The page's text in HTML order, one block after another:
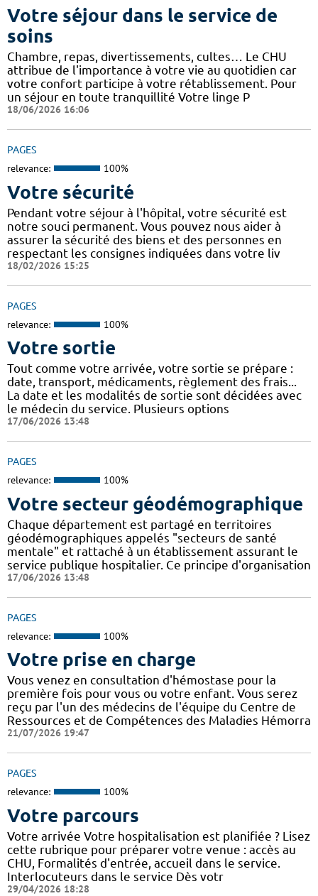
Votre séjour dans le service de
soins
Chambre, repas, divertissements, cultes… Le CHU
attribue de l'importance à votre vie au quotidien car
votre confort participe à votre rétablissement. Pour
un séjour en toute tranquillité Votre linge P
18/06/2026 16:06
PAGES
relevance: 100%
Votre sécurité
Pendant votre séjour à l'hôpital, votre sécurité est
notre souci permanent. Vous pouvez nous aider à
assurer la sécurité des biens et des personnes en
respectant les consignes indiquées dans votre liv
18/02/2026 15:25
PAGES
relevance: 100%
Votre sortie
Tout comme votre arrivée, votre sortie se prépare :
date, transport, médicaments, règlement des frais...
La date et les modalités de sortie sont décidées avec
le médecin du service. Plusieurs options
17/06/2026 13:48
PAGES
relevance: 100%
Votre secteur géodémographique
Chaque département est partagé en territoires
géodémographiques appelés "secteurs de santé
mentale" et rattaché à un établissement assurant le
service publique hospitalier. Ce principe d'organisation
17/06/2026 13:48
PAGES
relevance: 100%
Votre prise en charge
Vous venez en consultation d'hémostase pour la
première fois pour vous ou votre enfant. Vous serez
reçu par l'un des médecins de l'équipe du Centre de
Ressources et de Compétences des Maladies Hémorra
21/07/2026 19:47
PAGES
relevance: 100%
Votre parcours
Votre arrivée Votre hospitalisation est planifiée ? Lisez
cette rubrique pour préparer votre venue : accès au
CHU, Formalités d'entrée, accueil dans le service.
Interlocuteurs dans le service Dès votr
29/04/2026 18:28